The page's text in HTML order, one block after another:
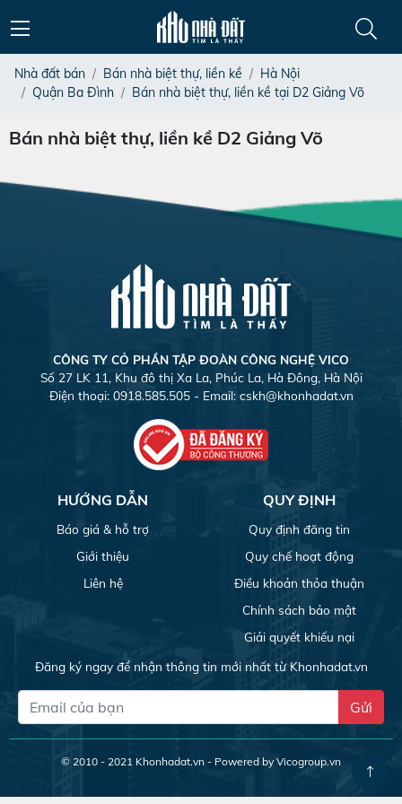
Nhà đất bán Bán nhà biệt thự, liền kề
Hà Nội
Quận Ba Đình
Bán nhà biệt thự, liền kề tại D2 Giảng Võ
Bán nhà biệt thự, liền kề D2 Giảng Võ
CÔNG TY CỎ PHẦN TẬP ĐOÀN CÔNG NGHỆ VICO
Số 27 LK 11, Khu đô thị Xa La, Phúc La, Hà Đông, Hà Nội
Điện thoại: 0918.585.505 - Email: cskh@khonhadat.vn
HƯỚNG DẪN
Báo giá & hỗ trợ
Giới thiệu
Liên hệ
QUY ĐỊNH
Quy định đăng tin
Quy chế hoạt động
Điều khoản thỏa thuận
Chính sách bảo mật
Giải quyết khiếu nại
Đăng ký ngay để nhận thông tin mới nhất từ Khonhadat.vn
Gửi
© 2010 - 2021 Khonhadat.vn - Powered by Vicogroup.vn